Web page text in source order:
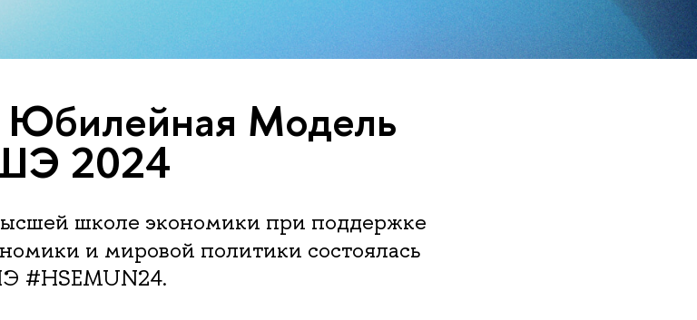
Юбилейная Модель
2024
школе экономики при поддержке
и мировой политики состоялась